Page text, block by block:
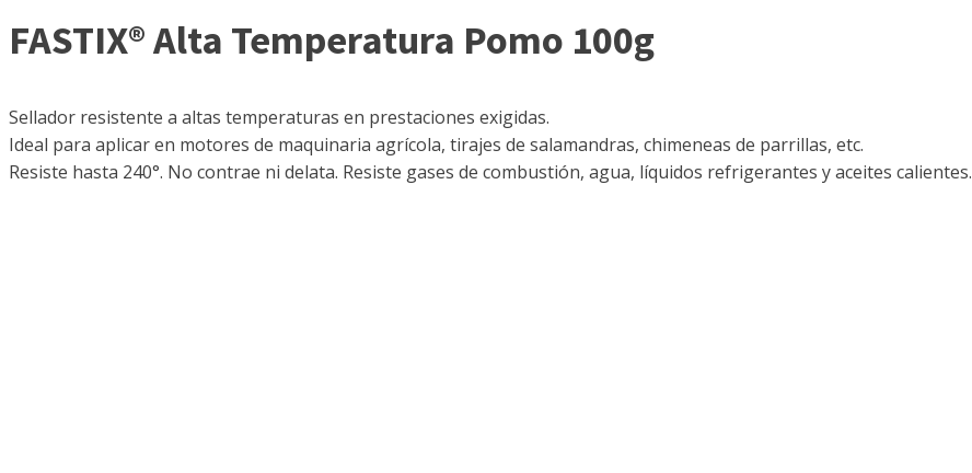
FASTIX® Alta Temperatura Pomo 100g
Sellador resistente a altas temperaturas en prestaciones exigidas.
Ideal para aplicar en motores de maquinaria agrícola, tirajes de salamandras, chimeneas de parrillas, etc.
Resiste hasta 240°. No contrae ni delata. Resiste gases de combustión, agua, líquidos refrigerantes y aceites calientes.